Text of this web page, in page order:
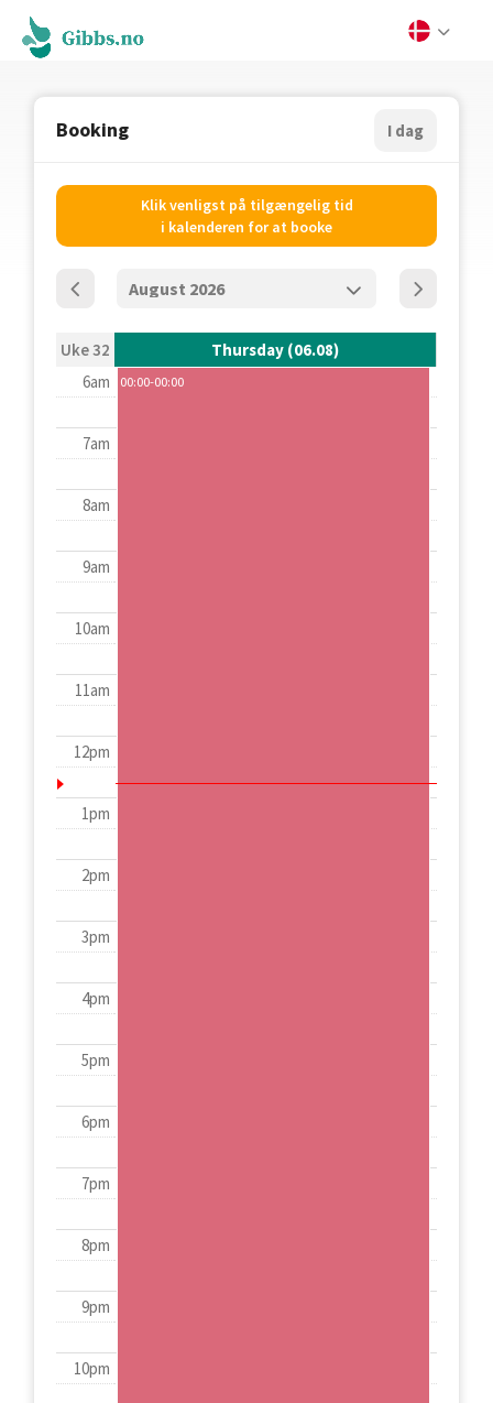
Booking I dag
Klik venligst på tilgængelig tid
i kalenderen for at booke
Uke 32
Thursday (06.08)
6am
7am
8am
9am
10am
11am
12pm
1pm
2pm
3pm
4pm
5pm
6pm
7pm
8pm
9pm
10pm
00:00-00:00